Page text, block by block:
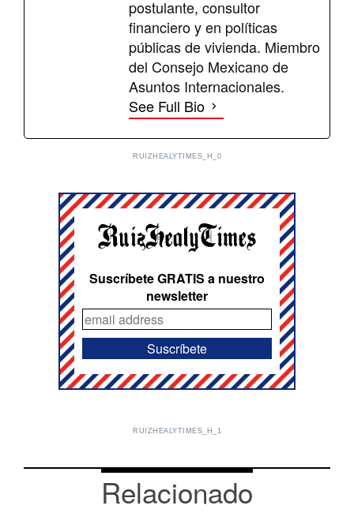
postulante, consultor
financiero y en políticas
públicas de vivienda. Miembro
del Consejo Mexicano de
Asuntos Internacionales.
See Full Bio
RUIZHEALYTIMES_H_0
Suscríbete GRATIS a nuestro
newsletter
RUIZHEALYTIMES_H_1
Relacionado